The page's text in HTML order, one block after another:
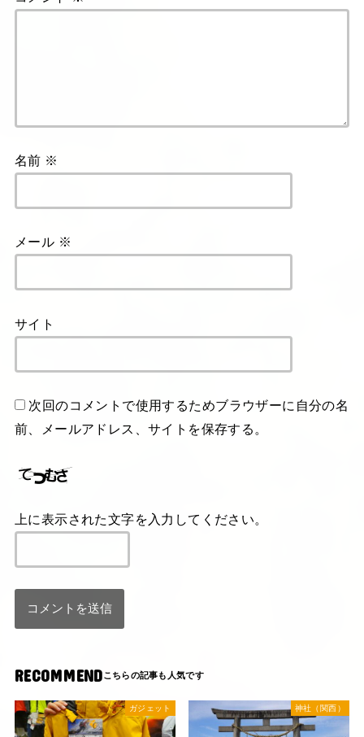
名前 ※
メール ※
サイト
次回のコメントで使用するためブラウザーに自分の名
前、メールアドレス、サイトを保存する。
上に表示された文字を入力してください。
RECOMMEND
ガジェット 神社（関西）